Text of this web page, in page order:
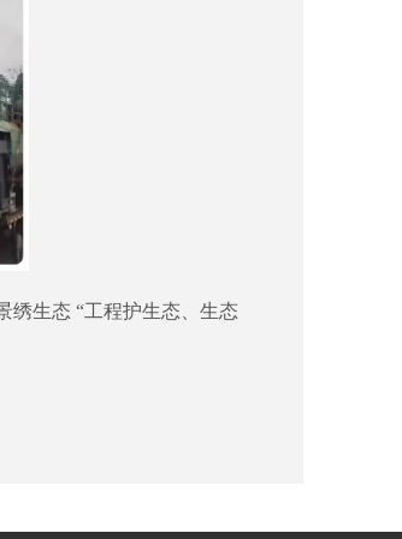
绣生态 “工程护生态、生态